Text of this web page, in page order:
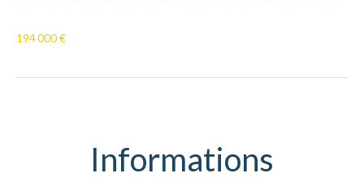
194 000 €
Informations